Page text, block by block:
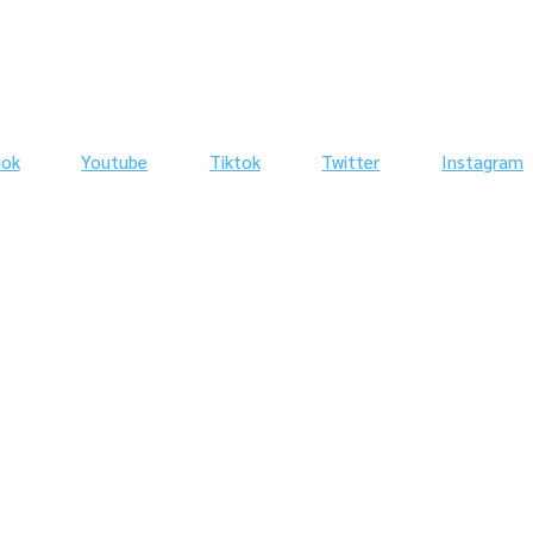
Youtube Tiktok Twitter Instagram